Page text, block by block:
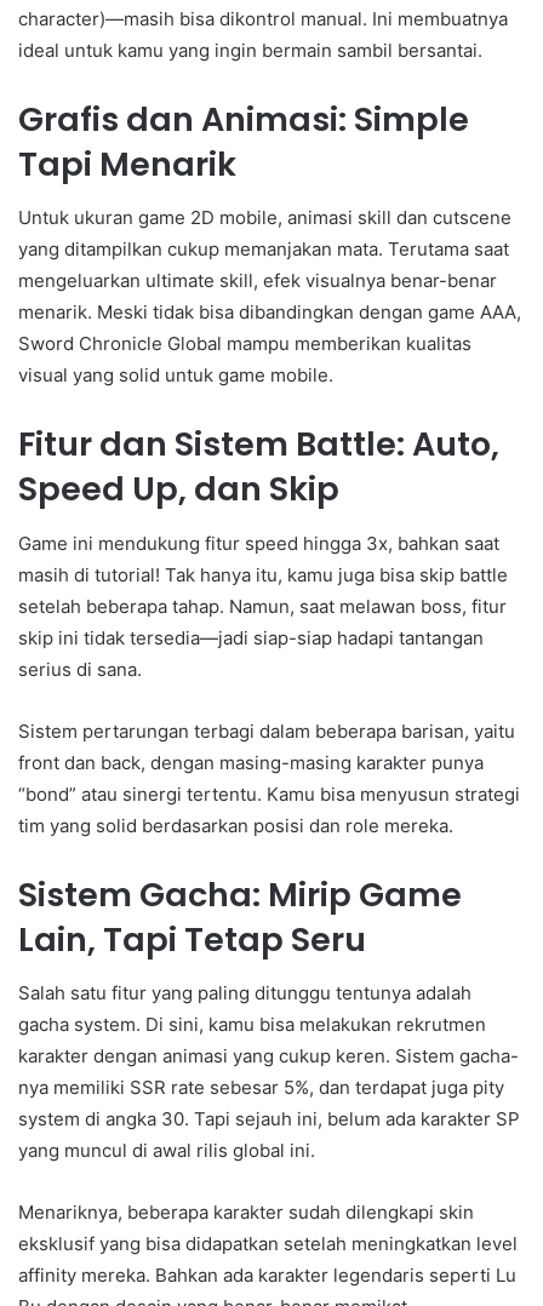
character)—masih bisa dikontrol manual. Ini membuatnya
ideal untuk kamu yang ingin bermain sambil bersantai.
Grafis dan Animasi: Simple
Tapi Menarik
Untuk ukuran game 2D mobile, animasi skill dan cutscene
yang ditampilkan cukup memanjakan mata. Terutama saat
mengeluarkan ultimate skill, efek visualnya benar-benar
menarik. Meski tidak bisa dibandingkan dengan game AAA,
Sword Chronicle Global mampu memberikan kualitas
visual yang solid untuk game mobile.
Fitur dan Sistem Battle: Auto,
Speed Up, dan Skip
Game ini mendukung fitur speed hingga 3x, bahkan saat
masih di tutorial! Tak hanya itu, kamu juga bisa skip battle
setelah beberapa tahap. Namun, saat melawan boss, fitur
skip ini tidak tersedia—jadi siap-siap hadapi tantangan
serius di sana.
Sistem pertarungan terbagi dalam beberapa barisan, yaitu
front dan back, dengan masing-masing karakter punya
“bond” atau sinergi tertentu. Kamu bisa menyusun strategi
tim yang solid berdasarkan posisi dan role mereka.
Sistem Gacha: Mirip Game
Lain, Tapi Tetap Seru
Salah satu fitur yang paling ditunggu tentunya adalah
gacha system. Di sini, kamu bisa melakukan rekrutmen
karakter dengan animasi yang cukup keren. Sistem gacha-
nya memiliki SSR rate sebesar 5%, dan terdapat juga pity
system di angka 30. Tapi sejauh ini, belum ada karakter SP
yang muncul di awal rilis global ini.
Menariknya, beberapa karakter sudah dilengkapi skin
eksklusif yang bisa didapatkan setelah meningkatkan level
affinity mereka. Bahkan ada karakter legendaris seperti Lu